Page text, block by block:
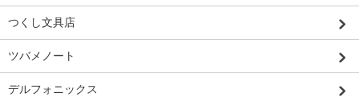
つくし文具店
ツバメノート
デルフォニックス